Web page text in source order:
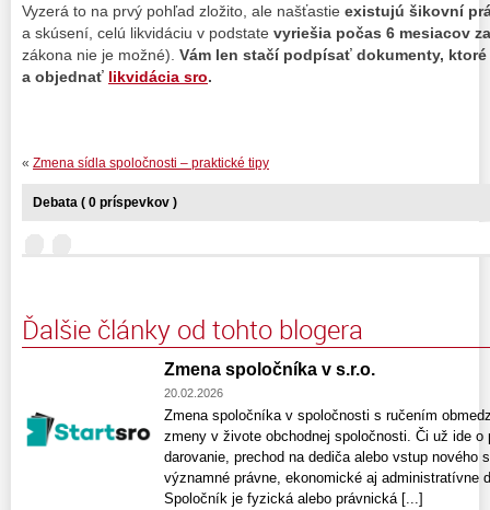
Vyzerá to na prvý pohľad zložito, ale našťastie existujú šikovní
a skúsení, celú likvidáciu v podstate vyriešia počas 6 mesiacov
zákona nie je možné). Vám len stačí podpísať dokumenty,
a objednať likvidácia sro.
« Zmena sídla spoločnosti – praktické tipy
Debata ( 0 príspevkov )
Ďalšie články od tohto blogera
Zmena spoločníka v s.r.o.
20.02.2026
Zmena spoločníka v spoločnosti s ručením
zmeny v živote obchodnej spoločnosti. Či už ide o
darovanie, prechod na dediča alebo vstup nového
významné právne, ekonomické aj administratívne
Spoločník je fyzická alebo právnická [...]